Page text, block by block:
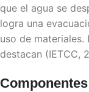
que el agua se
logra una
uso de
destacan (IETCC,